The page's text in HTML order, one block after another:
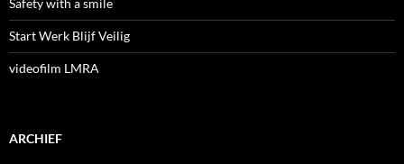
Start Werk Blijf Veilig
videofilm LMRA
ARCHIEF